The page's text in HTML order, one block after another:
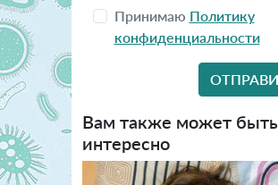
Принимаю Политику
конфиденциальности
Вам также может быть
интересно